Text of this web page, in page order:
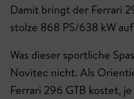
Damit bringt der Ferrari
stolze 868 PS/638 kW
Was dieser sportliche
Novitec nicht. Als
Ferrari 296 GTB kostet, je